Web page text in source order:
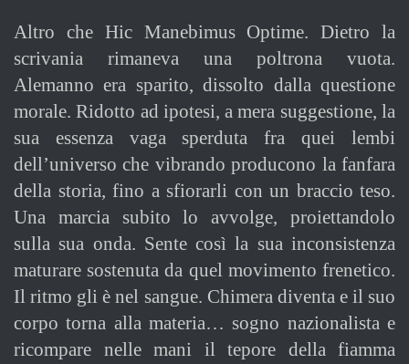
Altro che Hic Manebimus Optime. Dietro la
scrivania rimaneva una poltrona vuota.
Alemanno era sparito, dissolto dalla questione
morale. Ridotto ad ipotesi, a mera suggestione, la
sua essenza vaga sperduta fra quei lembi
dell’universo che vibrando producono la fanfara
della storia, fino a sfiorarli con un braccio teso.
Una marcia subito lo avvolge, proiettandolo
sulla sua onda. Sente così la sua inconsistenza
maturare sostenuta da quel movimento frenetico.
Il ritmo gli è nel sangue. Chimera diventa e il suo
corpo torna alla materia… sogno nazionalista e
ricompare nelle mani il tepore della fiamma